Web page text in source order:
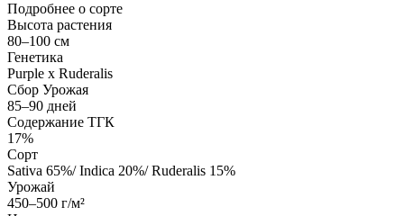
Подробнее о сорте
Высота растения
80–100 см
Генетика
Purple x Ruderalis
Сбор Урожая
85–90 дней
Содержание ТГК
17%
Сорт
Sativa 65%/ Indica 20%/ Ruderalis 15%
Урожай
450–500 г/м²